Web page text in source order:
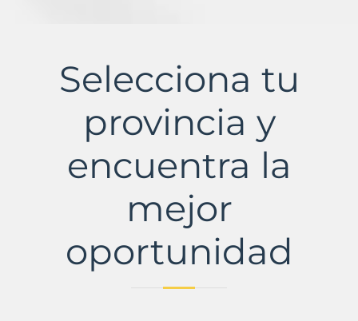
MurbalandsSelecciona tu
provincia y
encuentra la
mejor
oportunidad